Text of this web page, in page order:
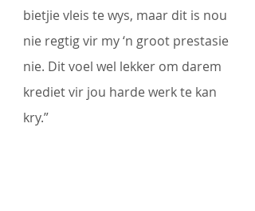
bietjie vleis te wys, maar dit is nou
nie regtig vir my ‘n groot prestasie
nie. Dit voel wel lekker om darem
krediet vir jou harde werk te kan
kry.”